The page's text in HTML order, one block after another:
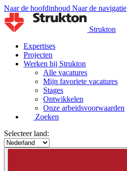
Naar de hoofdinhoud Naar de navigatie
Strukton
Expertises
Projecten
Werken bij Strukton
Alle vacatures
Mijn favoriete vacatures
Stages
Ontwikkelen
Onze arbeidsvoorwaarden
Zoeken
Selecteer land: